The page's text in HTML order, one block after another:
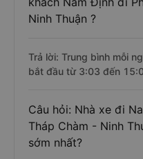
Ninh Thuận ?
Trả lời: Trung bình mỗi
bắt đầu từ 3:03 đến
Câu hỏi: Nhà xe đi
Tháp Chàm - Ninh
sớm nhất?